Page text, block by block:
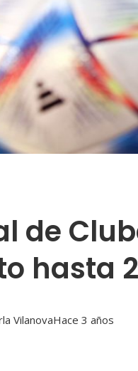
de
hasta
VilanovaHace 3 años